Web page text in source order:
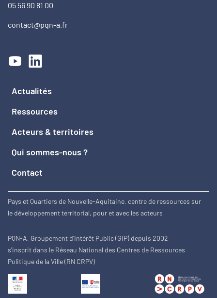
05 56 90 81 00
contact@pqn-a.fr
Actualités
Ressources
Acteurs & territoires
Qui sommes-nous ?
Contact
Pays et Quartiers de Nouvelle-Aquitaine, centre de ressources sur
le développement territorial, pour et avec les acteurs
PQN-A, Groupement d'Intérêt Public (GIP) depuis 2002
s'inscrit dans le Réseau National des Centres de Ressources
Politique de la Ville (RN CRPV)